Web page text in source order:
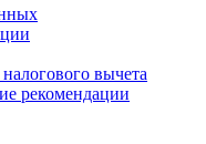
вычета
рекомендации